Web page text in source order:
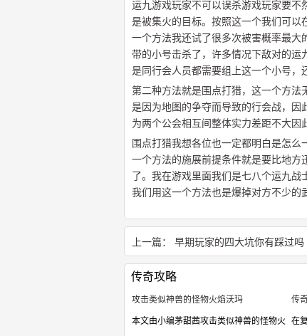
运九游戏玩家不可以误杀游戏玩家要不
是被集火的目标。按照这一个我们可以
一个方法我还试了很多次被害概率最大
带的小号击杀了，许多情况下敌对的运
是同行会人员都需要组上这一个小号，
第二种方法就是围点打猎，这一个方法
是因为地图的争夺而导致的行会战，因
为两个公会相互间整体实力差距不大因
围点打猎我想各位也一定都明白是怎
一个方法的施展前提条件就是要比地方
了。我在游戏里面我们是七八个运九
我们用这一个方法也是爆掉对方不少的
上一篇： 早期玩家的四大坑你有踩过吗
传奇攻略
攻击类似神兽的怪物火焰沃玛
本文由小编茅甜茜攻击类似神兽的怪物火
传
在